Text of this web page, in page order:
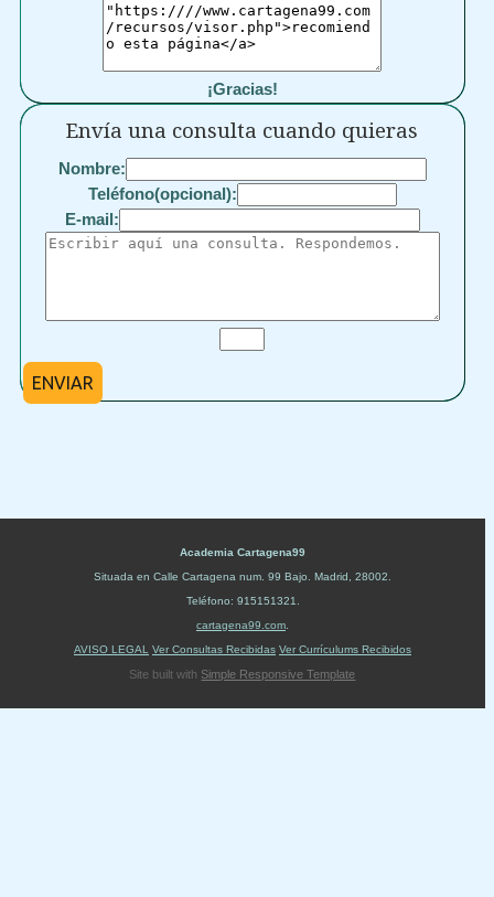
¡Gracias!
Envía una consulta cuando quieras
Nombre:
Teléfono(opcional):
E-mail:
ENVIAR
Academia Cartagena99
Situada en Calle Cartagena num. 99 Bajo Madrid 28002
Teléfono: 915151321
cartagena99.com
AVISO LEGAL
Ver Consultas Recibidas Ver Currículums Recibidos
Site built with Simple Responsive Template